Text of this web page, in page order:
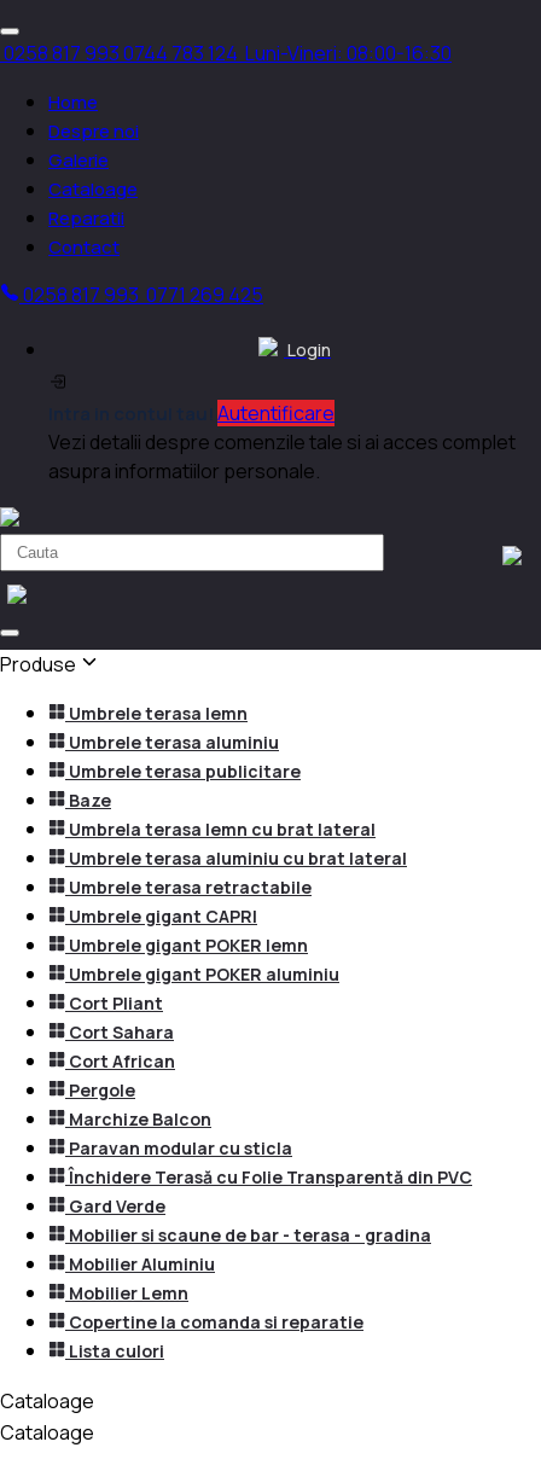
0258 817 9930744 783 124 Luni-Vineri: 08:00-16:30
Home
Despre noi
Galerie
Cataloage
Reparatii
Contact
0258 817 993 0771 269 425
Login
Autentificare
Vezi detalii despre comenzile tale si ai acces complet
asupra informatiilor personale.
Produse
Umbrele terasa lemn
Umbrele terasa aluminiu
Umbrele terasa publicitare
Baze
Umbrela terasa lemn cu brat lateral
Umbrele terasa aluminiu cu brat lateral
Umbrele terasa retractabile
Umbrele gigant CAPRI
Umbrele gigant POKER lemn
Umbrele gigant POKER aluminiu
Cort Pliant
Cort Sahara
Cort African
Pergole
Marchize Balcon
Paravan modular cu sticla
Închidere Terasă cu Folie Transparentă din PVC
Gard Verde
Mobilier si scaune de bar - terasa - gradina
Mobilier Aluminiu
Mobilier Lemn
Copertine la comanda si reparatie
Lista culori
Cataloage
Cataloage